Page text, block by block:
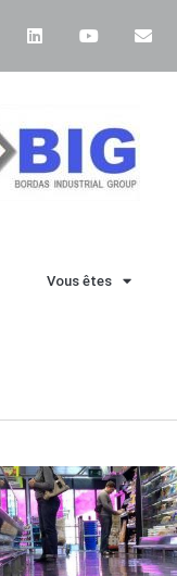
Vous êtes